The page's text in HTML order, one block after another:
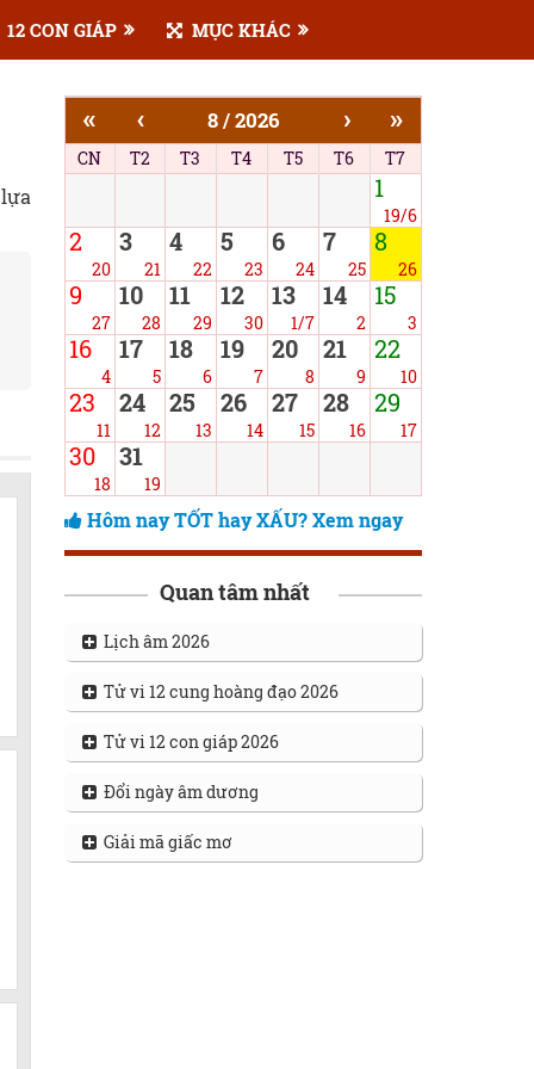
12 CON GIÁP MỤC KHÁC
« ‹ 8 / 2026 › »
CN T2 T3 T4 T5 T6 T7
1
19/6
2
20
3
21
4
22
5
23
6
24
7
25
8
26
9
27
10
28
11
29
12
30
13
1/7
14
2
15
3
16
4
17
5
18
6
19
7
20
8
21
9
22
10
23
11
24
12
25
13
26
14
27
15
28
16
29
17
30
18
31
19
Hôm nay TỐT hay XẤU? Xem ngay
Quan tâm nhất
Lịch âm 2026
Tử vi 12 cung hoàng đạo 2026
Tử vi 12 con giáp 2026
Đổi ngày âm dương
Giải mã giấc mơ